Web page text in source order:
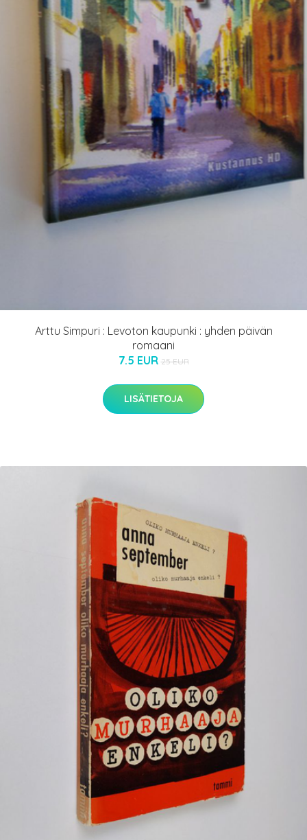
Arttu Simpuri : Levoton kaupunki : yhden päivän
romaani
7.5 EUR 25 EUR
LISÄTIETOJA